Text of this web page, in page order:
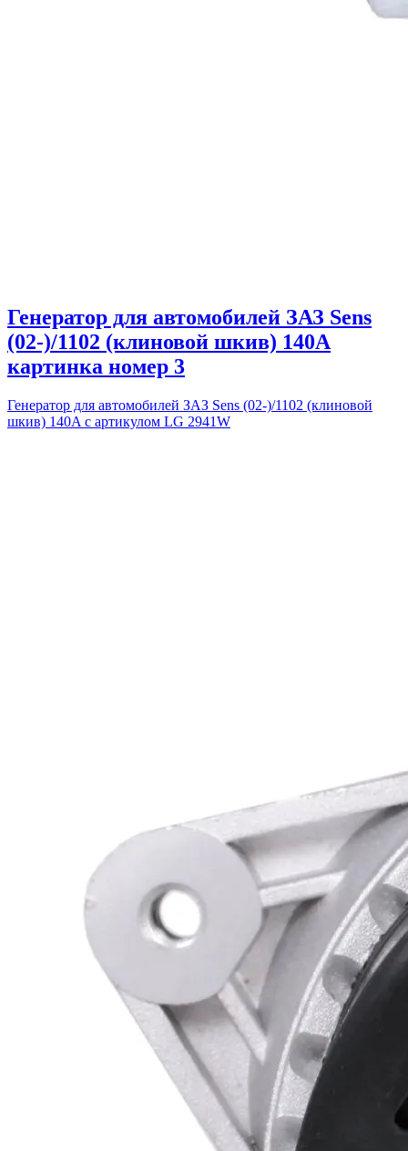
Генератор для автомобилей ЗАЗ Sens
(02-)/1102 (клиновой шкив) 140A
картинка номер 3
Генератор для автомобилей ЗАЗ Sens (02-)/1102 (клиновой
шкив) 140A с артикулом LG 2941W